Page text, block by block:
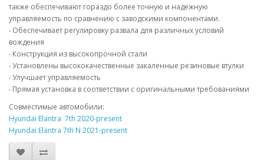
также обеспечивают гораздо более точную и надежную
управляемость по сравнению с заводскими компонентами.
‧ Обеспечивает регулировку развала для различных условий
вождения
‧ Конструкция из высокопрочной стали
‧ Установлены высококачественные закаленные резиновые втулки
‧ Улучшает управляемость
‧ Прямая установка в соответствии с оригинальными требованиями
Совместимые автомобили:
Hyundai Elantra 7th 2020-present
Hyundai Elantra 7th N 2021-present